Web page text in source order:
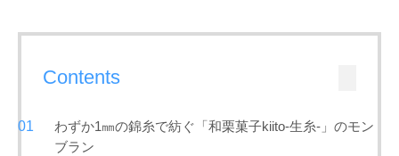
Contents
わずか1㎜の錦糸で紡ぐ「和栗菓子kiito-生糸-」のモン
ブラン